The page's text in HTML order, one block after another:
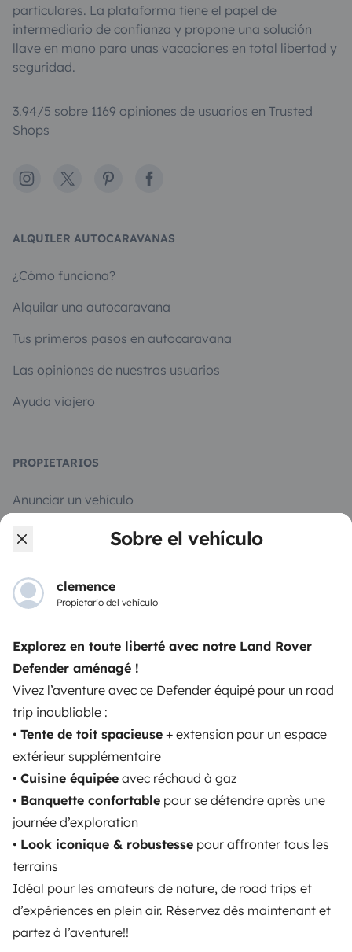
Sobre el vehículo
clemence
Propietario del vehículo
Explorez en toute liberté avec notre Land Rover
Defender aménagé !
Vivez l’aventure avec ce Defender équipé pour un road
trip inoubliable :
• Tente de toit spacieuse + extension pour un espace
extérieur supplémentaire
• Cuisine équipée avec réchaud à gaz
• Banquette confortable pour se détendre après une
journée d’exploration
• Look iconique & robustesse pour affronter tous les
terrains
Idéal pour les amateurs de nature, de road trips et
d’expériences en plein air. Réservez dès maintenant et
partez à l’aventure!!
particulares. La plataforma tiene el papel de
intermediario de confianza y propone una solución
llave en mano para unas vacaciones en total libertad y
seguridad.
3.94/5 sobre 1169 opiniones de usuarios en Trusted
Shops
Instagram
X PinterestFacebook
ALQUILER AUTOCARAVANAS
¿Cómo funciona?
Alquilar una autocaravana
Tus primeros pasos en autocaravana
Las opiniones de nuestros usuarios
Ayuda viajero
PROPIETARIOS
Anunciar un vehículo
Contrato de alquiler
Asistencias de alquiler
Medios de pago seguros
Descargar en
App Store
Disponible en
Google Play
Blog
Confidencialidad
Cookies